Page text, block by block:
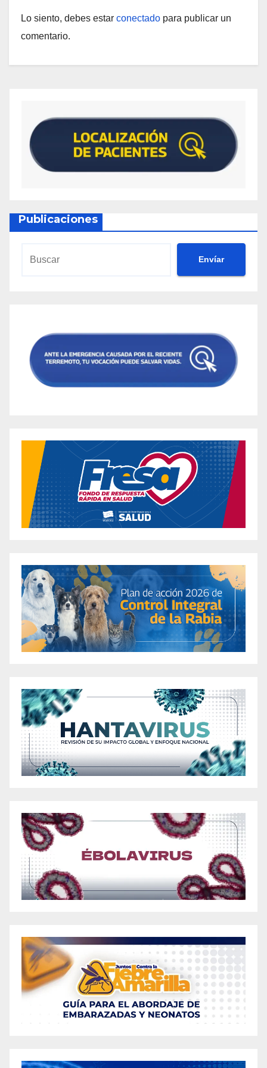
Lo siento, debes estar conectado para publicar un
comentario.
Publicaciones
Envíar